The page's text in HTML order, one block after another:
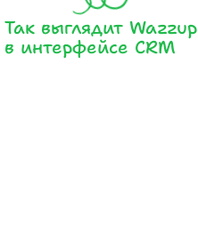
Так выглядит Wazzup
в интерфейсе CRM